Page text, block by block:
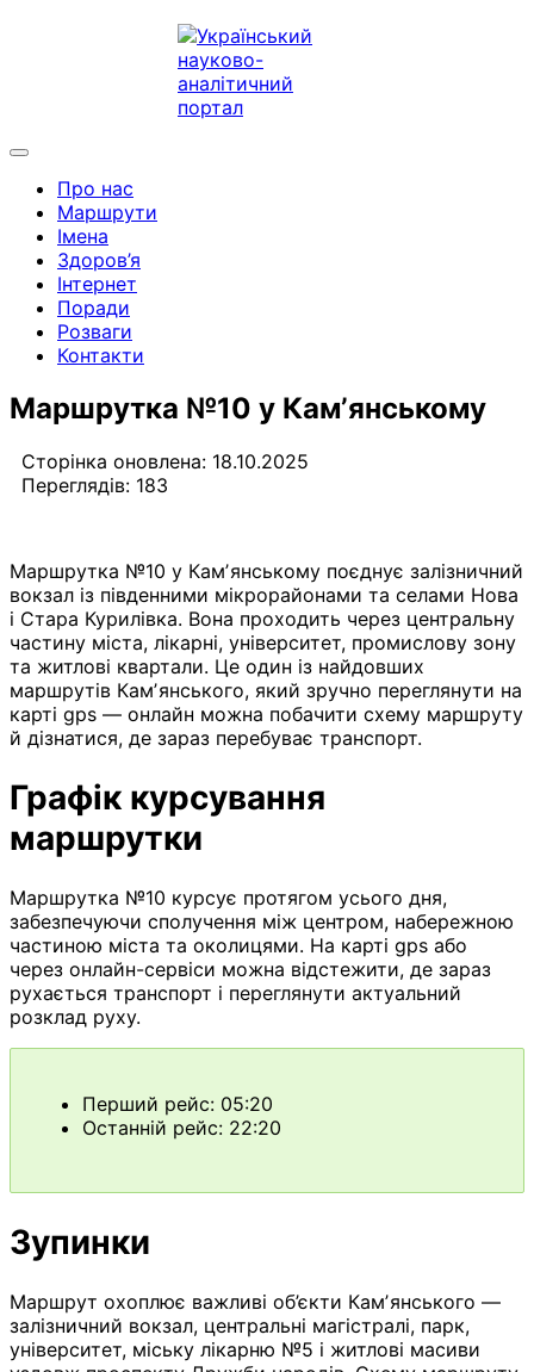
Про нас
Маршрути
Імена
Здоров’я
Інтернет
Поради
Розваги
Контакти
Маршрутка №10 у Камʼянському
Сторінка оновлена: 18.10.2025
Переглядів: 183
Маршрутка №10 у Камʼянському поєднує залізничний
вокзал із південними мікрорайонами та селами Нова
і Стара Курилівка. Вона проходить через центральну
частину міста, лікарні, університет, промислову зону
та житлові квартали. Це один із найдовших
маршрутів Камʼянського, який зручно переглянути на
карті gps — онлайн можна побачити схему маршруту
й дізнатися, де зараз перебуває транспорт.
Графік курсування
маршрутки
Маршрутка №10 курсує протягом усього дня,
забезпечуючи сполучення між центром, набережною
частиною міста та околицями. На карті gps або
через онлайн-сервіси можна відстежити, де зараз
рухається транспорт і переглянути актуальний
розклад руху.
Перший рейс: 05:20
Останній рейс: 22:20
Зупинки
Маршрут охоплює важливі об’єкти Камʼянського —
залізничний вокзал, центральні магістралі, парк,
університет, міську лікарню №5 і житлові масиви